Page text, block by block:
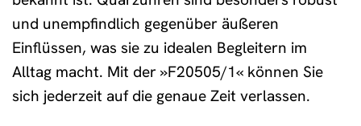
und unempfindlich gegenüber äußeren
Einflüssen, was sie zu idealen Begleitern im
Alltag macht. Mit der »F20505/1« können Sie
sich jederzeit auf die genaue Zeit verlassen.